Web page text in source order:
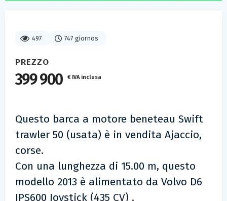
497 747 giornos
PREZZO
399 900 € IVA inclusa
Questo barca a motore beneteau Swift
trawler 50 (usata) è in vendita Ajaccio,
corse.
Con una lunghezza di 15.00 m, questo
modello 2013 è alimentato da Volvo D6
IPS600 Joystick (435 CV) .